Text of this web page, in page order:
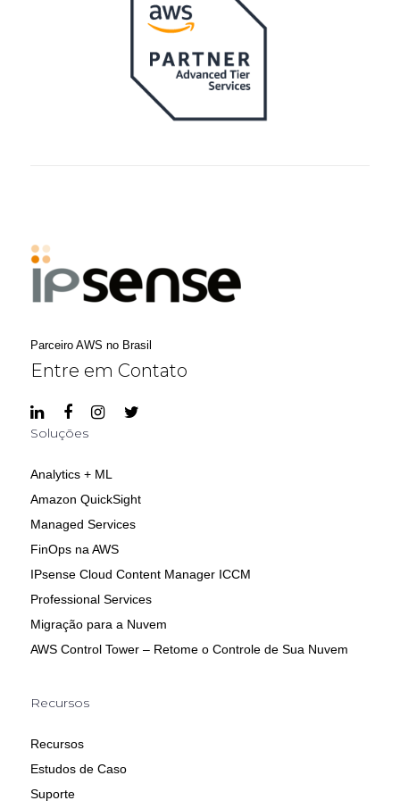
Parceiro AWS no Brasil
Entre em Contato
Soluções
Analytics + ML
Amazon QuickSight
Managed Services
FinOps na AWS
IPsense Cloud Content Manager ICCM
Professional Services
Migração para a Nuvem
AWS Control Tower – Retome o Controle de Sua Nuvem
Recursos
Recursos
Estudos de Caso
Suporte